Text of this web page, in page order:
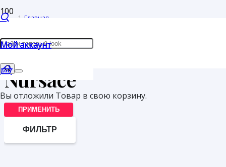
Мой аккаунт
Вы отложили Товар в свою корзину.
Главная
Товары с меткой “Nursace”
Nursace
ПРИМЕНИТЬ
ФИЛЬТР